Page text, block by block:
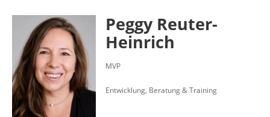
Suche
Peggy Reuter-
Heinrich
MVP
Entwicklung, Beratung & Training